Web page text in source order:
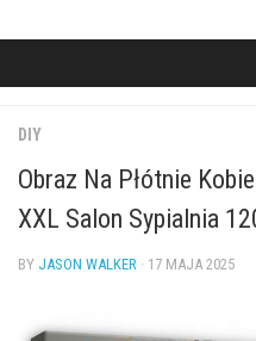
DIY
Obraz Na Płótnie
XXL Salon Sypialnia
BY JASON WALKER · 17 MAJA 2025